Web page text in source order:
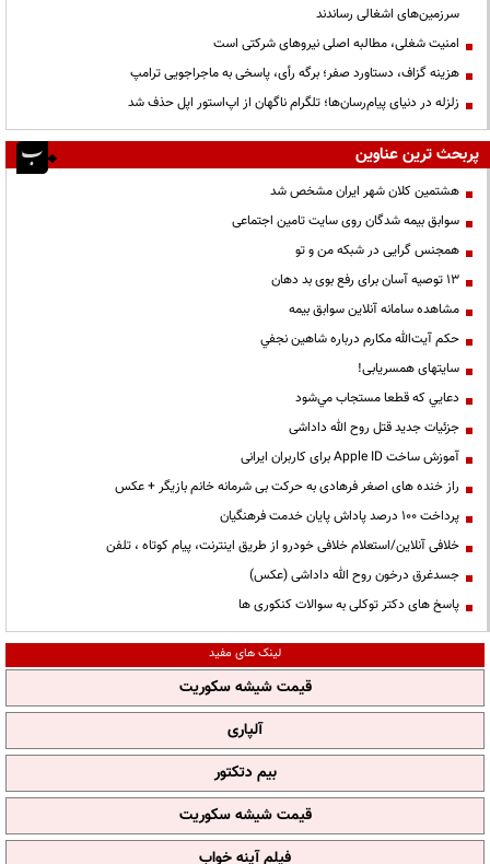
سرزمین‌های اشغالی رساندند
‌امنیت شغلی، مطالبه اصلی نیروهای شرکتی است
هزینه گزاف، دستاورد صفر؛ برگه رأی، پاسخی به ماجراجویی ترامپ
زلزله در دنیای پیام‌رسان‌ها؛ تلگرام ناگهان از اپ‌استور اپل حذف شد
پربحث ترین عناوین
هشتمین کلان شهر ایران مشخص شد
سوابق بیمه شدگان روی سایت تامین اجتماعی
همجنس گرایی در شبکه من و تو
13 توصیه آسان برای رفع بوی بد دهان
مشاهده سامانه آنلاين سوابق بیمه
حكم آيت‌الله مكارم درباره شاهين نجفي
سایتهای همسریابی!
دعايي كه قطعا مستجاب مي‌شود
جزئیات جدید قتل روح الله داداشی
آموزش ساخت Apple ID برای کاربران ایرانی
راز خنده های اصغر فرهادی به حرکت بی شرمانه خانم بازیگر + عکس
پرداخت ۱۰۰ درصد پاداش پایان خدمت فرهنگیان
خلافی آنلاین/استعلام خلافی خودرو از طریق اینترنت، پیام کوتاه ، تلفن
جسدغرق درخون روح الله داداشی (عکس)
پاسخ های دکتر توکلی به سوالات کنکوری ها
لینک های مفید
قیمت شیشه سکوریت
آلپاری
بیم دتکتور
قیمت شیشه سکوریت
فیلم آپنه خواب